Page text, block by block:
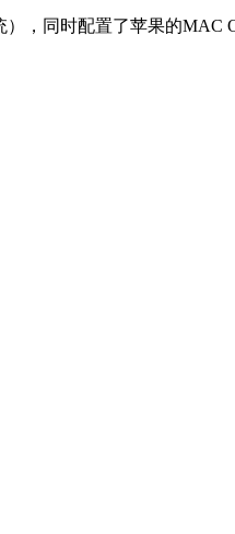
），同时配置了苹果的